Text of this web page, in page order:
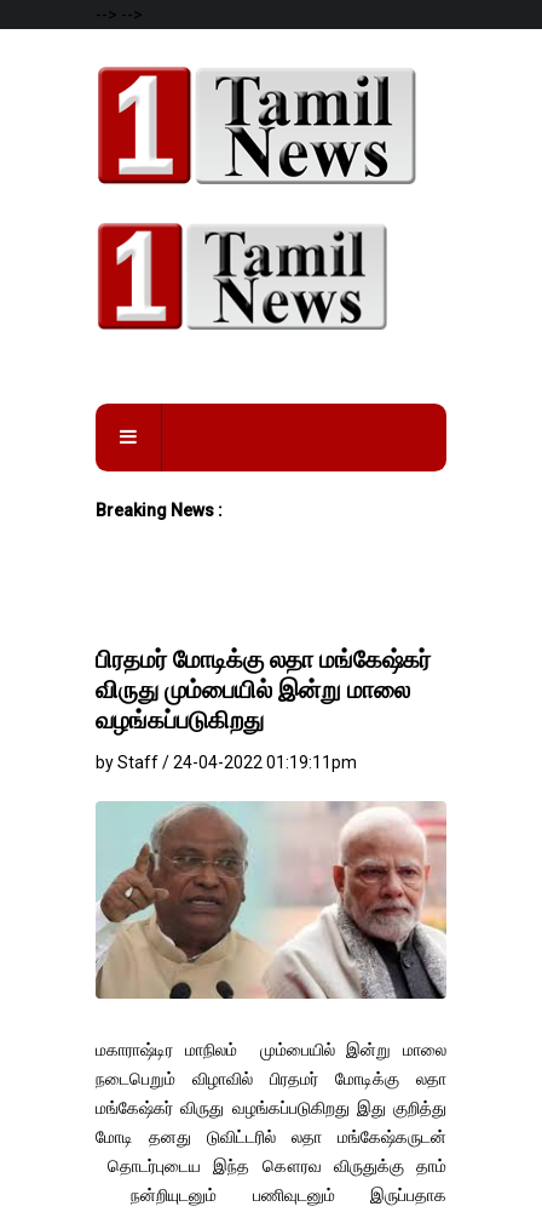
--> -->
Breaking News :
பிரதமர் மோடிக்கு லதா மங்கேஷ்கர்
விருது மும்பையில் இன்று மாலை
வழங்கப்படுகிறது
by Staff / 24-04-2022 01:19:11pm
மகாராஷ்டிர மாநிலம் மும்பையில் இன்று மாலை
நடைபெறும் விழாவில் பிரதமர் மோடிக்கு லதா
மங்கேஷ்கர் விருது வழங்கப்படுகிறது இது குறித்து
மோடி தனது டுவிட்டரில் லதா மங்கேஷ்கருடன்
தொடர்புடைய இந்த கௌரவ விருதுக்கு தாம்
நன்றியுடனும் பணிவுடனும் இருப்பதாக